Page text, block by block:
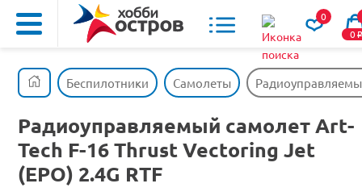
0
0o
Беспилотники Самолеты
Радиоуправляемый самолет Art-
Tech F-16 Thrust Vectoring Jet
(EPO) 2.4G RTF